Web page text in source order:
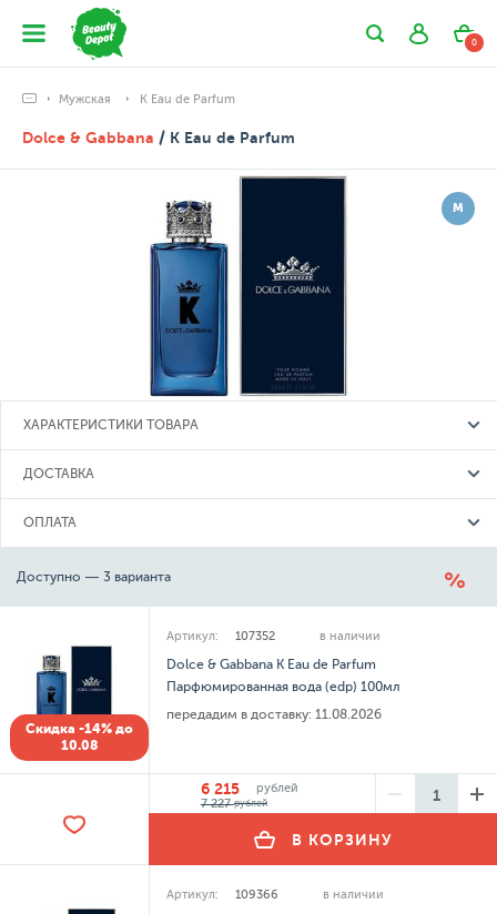
0
Мужская K Eau de Parfum
Dolce & Gabbana / K Eau de Parfum
М
ХАРАКТЕРИСТИКИ ТОВАРА
ДОСТАВКА
ОПЛАТА
Доступно — 3 варианта
Скидка -14% до
10.08
Артикул: 107352 в наличии
Dolce & Gabbana K Eau de Parfum
Парфюмированная вода (edp) 100мл
передадим в доставку: 11.08.2026
6 215
рублей
7 227рублей
В КОРЗИНУ
Артикул: 109366 в наличии